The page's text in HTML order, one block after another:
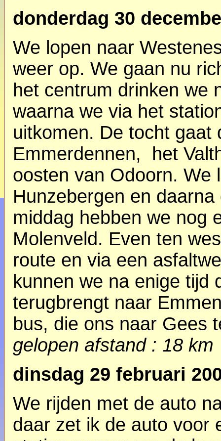
donderdag 30
We lopen naar
weer op. We gaan nu
het centrum drinken we
waarna we via het
uitkomen. De tocht gaat
Emmerdennen, het
oosten van Odoorn. We
Hunzebergen en
middag hebben we nog
Molenveld. Even ten
route en via een
kunnen we na enige tijd
terugbrengt naar
bus, die ons naar Gees
gelopen afstand : 18 km
dinsdag 29 februari
We rijden met de auto
daar zet ik de auto voor